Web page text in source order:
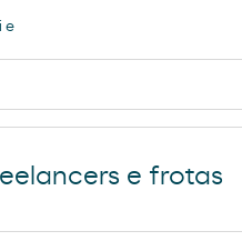
e
e frotas